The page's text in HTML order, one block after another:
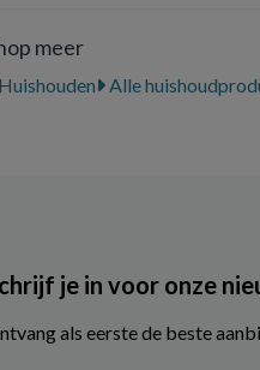
meer
Huishouden Alle
je in voor onze
als eerste de beste